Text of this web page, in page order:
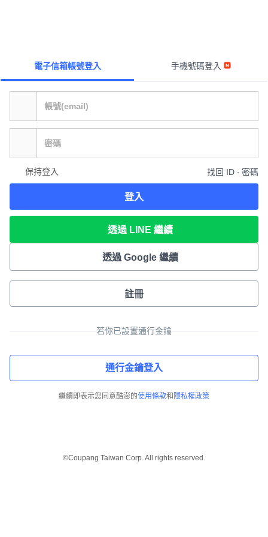
電子信箱帳號登入 手機號碼登入
保持登入 找回 ID ∙ 密碼
登入
透過 LINE 繼續
透過 Google 繼續
註冊
若你已設置通行金鑰
通行金鑰登入
繼續即表示您同意酷澎的使用條款和 隱私權政策
©Coupang Taiwan Corp. All rights reserved.